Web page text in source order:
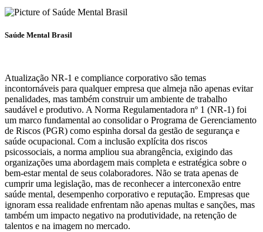
Saúde Mental Brasil
Atualização NR-1 e compliance corporativo são temas
incontornáveis para qualquer empresa que almeja não apenas evitar
penalidades, mas também construir um ambiente de trabalho
saudável e produtivo. A Norma Regulamentadora nº 1 (NR-1) foi
um marco fundamental ao consolidar o Programa de Gerenciamento
de Riscos (PGR) como espinha dorsal da gestão de segurança e
saúde ocupacional. Com a inclusão explícita dos riscos
psicossociais, a norma ampliou sua abrangência, exigindo das
organizações uma abordagem mais completa e estratégica sobre o
bem-estar mental de seus colaboradores. Não se trata apenas de
cumprir uma legislação, mas de reconhecer a interconexão entre
saúde mental, desempenho corporativo e reputação. Empresas que
ignoram essa realidade enfrentam não apenas multas e sanções, mas
também um impacto negativo na produtividade, na retenção de
talentos e na imagem no mercado.